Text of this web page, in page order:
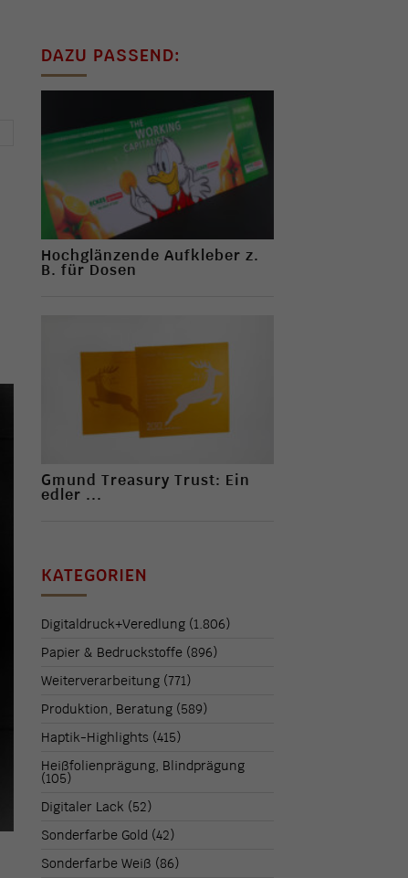
DAZU PASSEND:
Hochglänzende Aufkleber z.
B. für Dosen
Gmund Treasury Trust: Ein
edler ...
KATEGORIEN
Digitaldruck+Veredlung (1.806)
Papier & Bedruckstoffe (896)
Weiterverarbeitung (771)
Produktion, Beratung (589)
Haptik-Highlights (415)
Heißfolienprägung, Blindprägung
(105)
Digitaler Lack (52)
Sonderfarbe Gold (42)
Sonderfarbe Weiß (86)